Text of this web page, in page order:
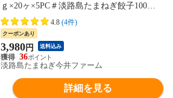
ｇ×20ヶ×5PC＃淡路島たまねぎ餃子100個
＃ 淡路島産 淡路島 玉ねぎ 玉葱 使用 変わ
り種 餃子 ギョーザ 薄皮 もっちり食感 冷
凍 冷凍餃子 冷凍食品 ギフト プレゼント
おすそ分け 沢山 大容量 おいしい 100個 通
販 今井ファーム
4.8 (4件)
クーポンあり
3,980円 送料込み
36
淡路島たまねぎ今井ファーム
詳細を見る